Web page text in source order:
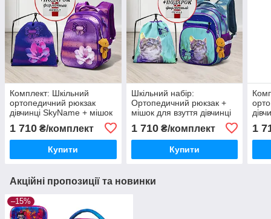
Комплект: Шкільний
ортопедичний рюкзак
дівчинці SkyName + мішок
ПОДАРУНОК пенал/
Портфель в школу 1-4
1 710 ₴/комплект
Купити
Шкільний набір:
Ортопедичний рюкзак +
мішок для взуття дівчинці
пенал у ПОДАРУНОК/
Портфель в школу 1-4
1 710₴/комплект
Купити
1
Акційні пропозиції та новинки
–15%